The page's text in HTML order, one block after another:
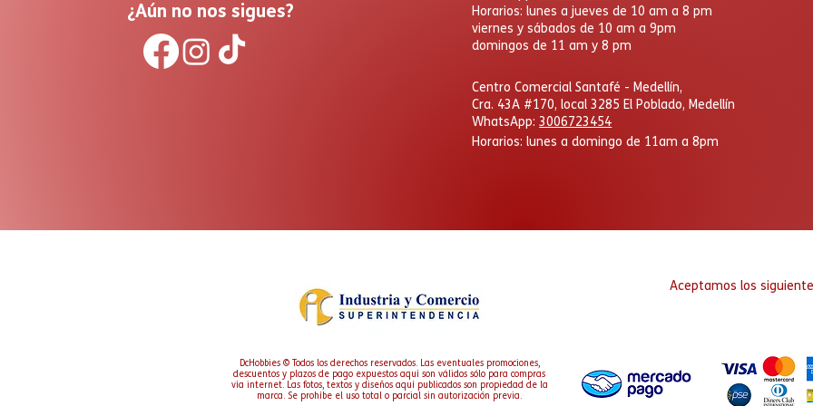
¿Aún no nos sigues?
Horarios: lunes a jueves de 10 am a 8 pm
viernes y sábados de 10 am a 9pm
domingos de 11 am y 8 pm
​Centro Comercial Santafé - Medellín,
Cra. 43A #170, local 3285 El Poblado, Medellín
WhatsApp:3006723454
Horarios: lunes a domingode 11am a 8pm
Aceptamos los
DcHobbies © Todos los derechos reservados. Las eventuales promociones,
descuentos y plazos de pago expuestos aquí son válidos sólo para compras
vía internet. Las fotos, textos y diseños aquí publicados son propiedad de la
marca. Se prohíbe el uso total o parcial sin autorización previa.